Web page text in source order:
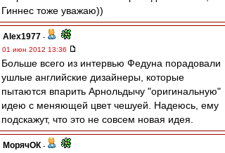
Гиннес тоже уважаю))
Alex1977 -
01 июн 2012 13:36
Больше всего из интервью Федуна порадовали
ушлые английские дизайнеры, которые
пытаются впарить Арнольдычу "оригинальную"
идею с меняющей цвет чешуей. Надеюсь, ему
подскажут, что это не совсем новая идея.
МорячОК -